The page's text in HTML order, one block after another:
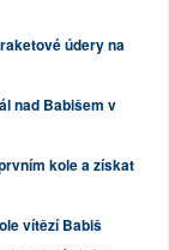
údery na
nad Babišem v
kole a získat
vítězí Babiš